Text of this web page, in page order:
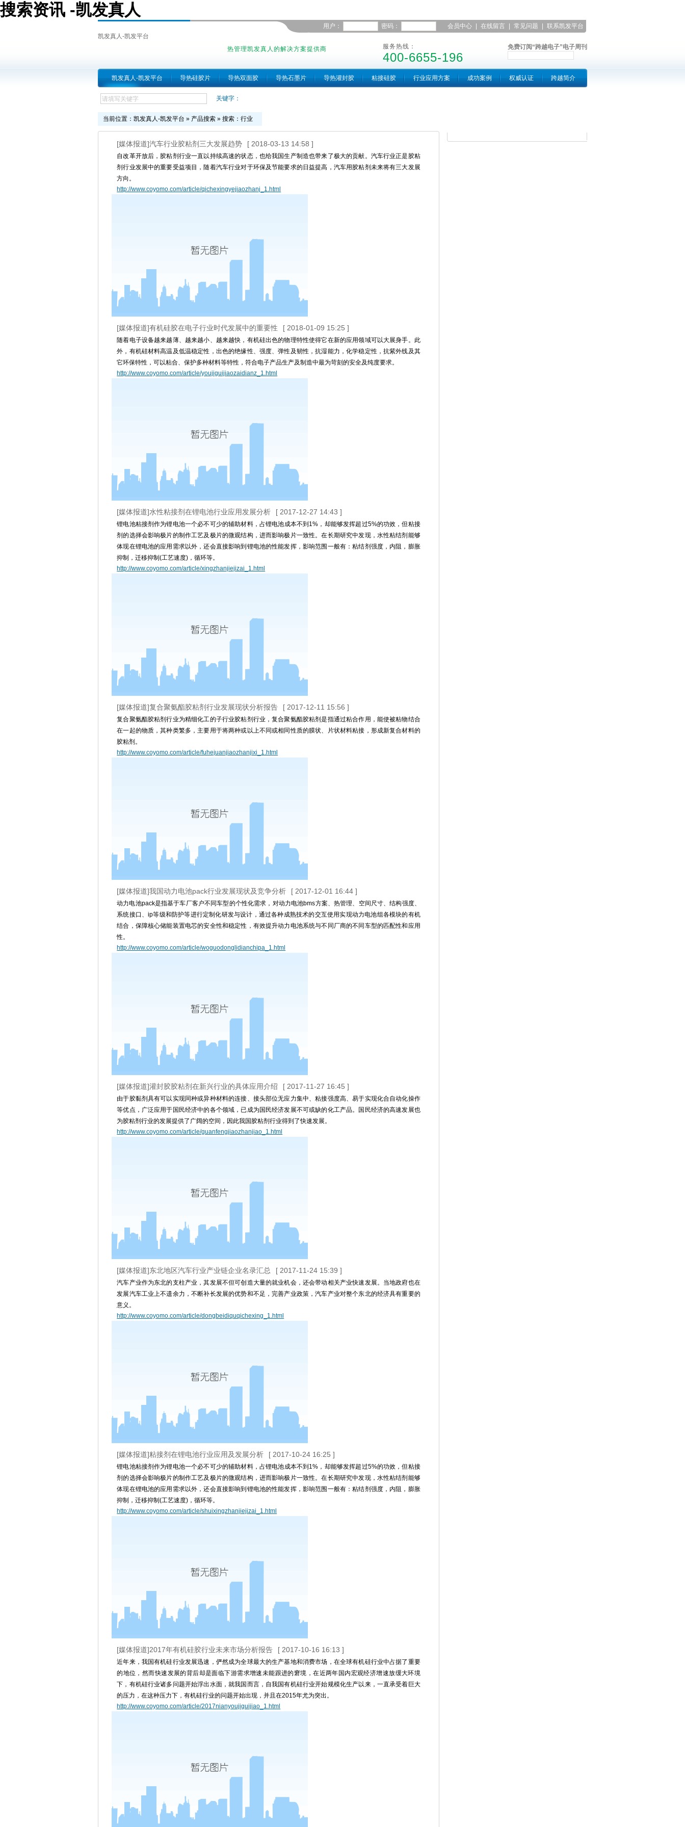
搜索资讯 -凯发真人
用户： 密码： 会员中心 在线留言 常见问题
联系凯发平台
凯发真人-凯发平台
热管理凯发真人的解决方案提供商
服务热线：
400-6655-196
免费订阅“跨越电子”电子周刊
凯发真人-凯发平台 导热硅胶片 导热双面胶 导热石墨片 导热灌封胶 粘接硅胶 行业应用方案 成功案例 权威认证 跨越简介
关键字：
当前位置： 凯发真人-凯发平台 » 产品搜索 » 搜索：行业
[媒体报道]汽车行业胶粘剂三大发展趋势 [ 2018-03-13 14:58 ]
自改革开放后，胶粘剂行业一直以持续高速的状态，也给我国生产制造也带来了极大的贡献。汽车行业正是胶粘
剂行业发展中的重要受益项目，随着汽车行业对于环保及节能要求的日益提高，汽车用胶粘剂未来将有三大发展
方向。
http://www.coyomo.com/article/qichexingyejiaozhanj_1.html
[媒体报道]有机硅胶在电子行业时代发展中的重要性 [ 2018-01-09 15:25 ]
随着电子设备越来越薄、越来越小、越来越快，有机硅出色的物理特性使得它在新的应用领域可以大展身手。此
外，有机硅材料高温及低温稳定性，出色的绝缘性、强度、弹性及韧性，抗湿能力，化学稳定性，抗紫外线及其
它环保特性，可以粘合、保护多种材料等特性，符合电子产品生产及制造中最为苛刻的安全及纯度要求。
http://www.coyomo.com/article/youjiguijiaozaidianz_1.html
[媒体报道]水性粘接剂在锂电池行业应用发展分析 [ 2017-12-27 14:43 ]
锂电池粘接剂作为锂电池一个必不可少的辅助材料，占锂电池成本不到1%，却能够发挥超过5%的功效，但粘接
剂的选择会影响极片的制作工艺及极片的微观结构，进而影响极片一致性。在长期研究中发现，水性粘结剂能够
体现在锂电池的应用需求以外，还会直接影响到锂电池的性能发挥，影响范围一般有：粘结剂强度，内阻，膨胀
抑制，迁移抑制(工艺速度)，循环等。
http://www.coyomo.com/article/xingzhanjiejizai_1.html
[媒体报道]复合聚氨酯胶粘剂行业发展现状分析报告 [ 2017-12-11 15:56 ]
复合聚氨酯胶粘剂行业为精细化工的子行业胶粘剂行业，复合聚氨酯胶粘剂是指通过粘合作用，能使被粘物结合
在一起的物质，其种类繁多，主要用于将两种或以上不同或相同性质的膜状、片状材料粘接，形成新复合材料的
胶粘剂。
http://www.coyomo.com/article/fuhejuanjiaozhanjixi_1.html
[媒体报道]我国动力电池pack行业发展现状及竞争分析 [ 2017-12-01 16:44 ]
动力电池pack是指基于车厂客户不同车型的个性化需求，对动力电池bms方案、热管理、空间尺寸、结构强度、
系统接口、ip等级和防护等进行定制化研发与设计，通过各种成熟技术的交互使用实现动力电池组各模块的有机
结合，保障核心储能装置电芯的安全性和稳定性，有效提升动力电池系统与不同厂商的不同车型的匹配性和应用
性。
http://www.coyomo.com/article/woguodonglidianchipa_1.html
[媒体报道]灌封胶胶粘剂在新兴行业的具体应用介绍 [ 2017-11-27 16:45 ]
由于胶黏剂具有可以实现同种或异种材料的连接、接头部位无应力集中、粘接强度高、易于实现化合自动化操作
等优点，广泛应用于国民经济中的各个领域，已成为国民经济发展不可或缺的化工产品。国民经济的高速发展也
为胶粘剂行业的发展提供了广阔的空间，因此我国胶粘剂行业得到了快速发展。
http://www.coyomo.com/article/guanfengjiaozhanjiao_1.html
[媒体报道]东北地区汽车行业产业链企业名录汇总 [ 2017-11-24 15:39 ]
汽车产业作为东北的支柱产业，其发展不但可创造大量的就业机会，还会带动相关产业快速发展。当地政府也在
发展汽车工业上不遗余力，不断补长发展的优势和不足，完善产业政策，汽车产业对整个东北的经济具有重要的
意义。
http://www.coyomo.com/article/dongbeidiquqichexing_1.html
[媒体报道]粘接剂在锂电池行业应用及发展分析 [ 2017-10-24 16:25 ]
锂电池粘接剂作为锂电池一个必不可少的辅助材料，占锂电池成本不到1%，却能够发挥超过5%的功效，但粘接
剂的选择会影响极片的制作工艺及极片的微观结构，进而影响极片一致性。在长期研究中发现，水性粘结剂能够
体现在锂电池的应用需求以外，还会直接影响到锂电池的性能发挥，影响范围一般有：粘结剂强度，内阻，膨胀
抑制，迁移抑制(工艺速度)，循环等。
http://www.coyomo.com/article/shuixingzhanjiejizai_1.html
[媒体报道]2017年有机硅胶行业未来市场分析报告 [ 2017-10-16 16:13 ]
近年来，我国有机硅行业发展迅速，俨然成为全球最大的生产基地和消费市场，在全球有机硅行业中占据了重要
的地位，然而快速发展的背后却是面临下游需求增速未能跟进的窘境，在近两年国内宏观经济增速放缓大环境
下，有机硅行业诸多问题开始浮出水面，就我国而言，自我国有机硅行业开始规模化生产以来，一直承受着巨大
的压力，在这种压力下，有机硅行业的问题开始出现，并且在2015年尤为突出。
http://www.coyomo.com/article/2017nianyoujiguijiao_1.html